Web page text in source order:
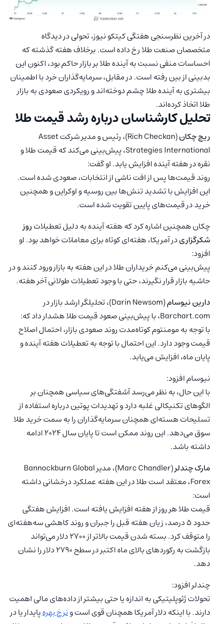
در آخرین نظرسنجی هفتگی کیتکو نیوز، تحولی در دیدگاه
متخصصان صنعت طلا رخ داده است. برخلاف هفته گذشته که
احساسات منفی نسبت به آینده طلا بر بازار حاکم بود، اکنون این
بدبینی از بین رفته است. در مقابل، سرمایه‌گذاران خرد با اطمینان
بیشتری به آینده طلا چشم دوخته‌اند و رویکردی صعودی به بازار
طلا اتخاذ کرده‌اند.
تحلیل کارشناسان درباره رشد قیمت طلا
ریچ چکان
(Rich Checkan)، رئیس و مدیر شرکت Asset
Strategies International، پیش‌بینی می‌کند که قیمت طلا و
نقره در هفته آینده افزایش یابد. او گفت:
روند قیمت‌ها پس از افت ناشی از انتخابات، صعودی شده است.
این افزایش با تشدید تنش‌ها بین روسیه و اوکراین و همچنین
خرید در قیمت‌های پایین تقویت شده است.
چکان همچنین اشاره کرد که هفته آینده به دلیل تعطیلاتروز
شکرگزاریدر آمریکا، هفته‌ای کوتاه برای معاملات خواهد بود. او
افزود:
پیش‌بینی می‌کنم خریداران طلا در این هفته به بازار ورود کنند و در
حاشیه بازار قرار نگیرند، حتی با وجود تعطیلات طولانی آخر هفته.
دارین نیوسام
(Darin Newsom)، تحلیلگر ارشد بازار در
Barchart.com، با پیش‌بینی صعود قیمت طلا هشدار داد که:
با توجه به مومنتوم کوتاه‌مدت روند صعودی بازار، احتمال اصلاح
قیمت وجود دارد. این احتمال با توجه به تعطیلات هفته آینده و
پایان ماه، افزایش می‌یابد.
نیوسام افزود:
با این حال، به نظر می‌رسد آشفتگی‌های سیاسی همچنان بر
الگوهای تکنیکالی غلبه دارد و تهدیدات پوتین درباره استفاده از
تسلیحات هسته‌ای همچنان سرمایه‌گذاران را به سمت خرید طلا
سوق می‌دهد. این روند ممکن است تا پایان سال ۲۰۲۴ ادامه
داشته باشد.
مارک چندلر
(Marc Chandler)، مدیر Bannockburn Global
Forex، معتقد است طلا در این هفته عملکرد درخشانی داشته
است:
قیمت طلا هر روز از هفته افزایش یافته است. افزایش هفتگی
حدود ۵ درصد، زیان هفته قبل را جبران و روند کاهشی سه‌هفته‌ای
را متوقف کرد. بسته شدن قیمت بالاتر از ۲۷۰۰ دلار می‌تواند
بازگشت به رکوردهای بالای ماه اکتبر در سطح ۲۷۹۰ دلار را نشان
دهد.
چندلر افزود:
تحولات ژئوپلیتیکی به اندازه یا حتی بیشتر از داده‌های مالی اهمیت
دارند. با اینکه دلار آمریکا همچنان قوی است ونرخ بهرهپایدار یا در